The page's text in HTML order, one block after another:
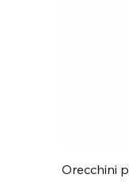
Orecchini